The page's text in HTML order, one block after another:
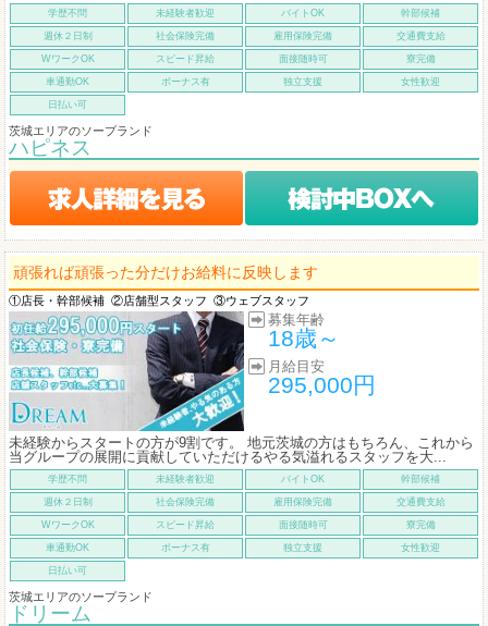
学歴不問 未経験者歓迎 バイトOK 幹部候補
週休２日制 社会保険完備 雇用保険完備 交通費支給
WワークOK スピード昇給 面接随時可 寮完備
車通勤OK ボーナス有 独立支援 女性歓迎
日払い可
茨城エリアのソープランド
ハピネス
頑張れば頑張った分だけお給料に反映します
①店長・幹部候補 ②店舗型スタッフ ③ウェブスタッフ
募集年齢
18歳～
月給目安
295,000円
未経験からスタートの方が9割です。 地元茨城の方はもちろん、これから
当グループの展開に貢献していただけるやる気溢れるスタッフを大...
学歴不問 未経験者歓迎 バイトOK 幹部候補
週休２日制 社会保険完備 雇用保険完備 交通費支給
WワークOK スピード昇給 面接随時可 寮完備
車通勤OK ボーナス有 独立支援 女性歓迎
日払い可
茨城エリアのソープランド
ドリーム